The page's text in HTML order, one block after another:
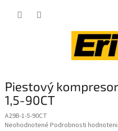
Piestový
1,5-90CT
A29B-1-5-90CT
Priemerné
Neohodnotené Podrobnosti